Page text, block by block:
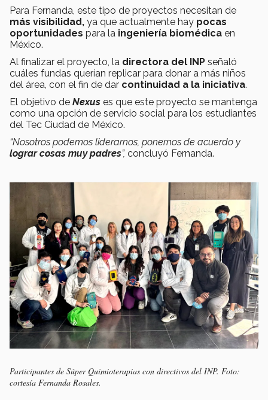
Para Fernanda, este tipo de proyectos necesitan de
más visibilidad, ya que actualmente hay pocas
oportunidades para la ingeniería biomédica en
México.
Al finalizar el proyecto, la directora del INP señaló
cuáles fundas querían replicar para donar a más niños
del área, con el fin de dar continuidad a la iniciativa.
El objetivo de Nexus es que este proyecto se mantenga
como una opción de servicio social para los estudiantes
del Tec Ciudad de México.
“Nosotros podemos liderarnos, ponernos de acuerdo y
lograr cosas muy padres”, concluyó Fernanda.
Participantes de Súper Quimioterapias con directivos del INP. Foto:
cortesía Fernanda Rosales.